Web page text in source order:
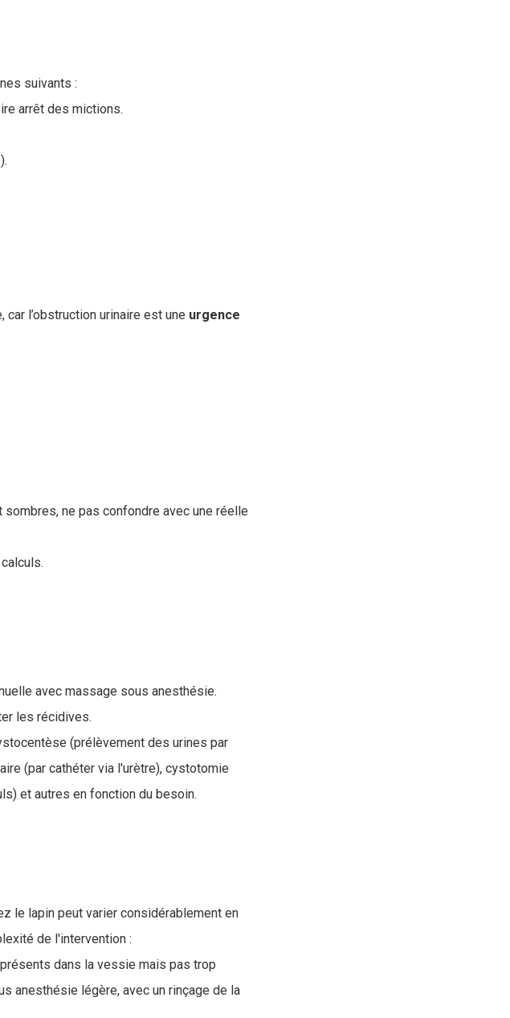
suivants :
arrêt des mictions.
l’obstruction urinaire est une urgence
ne pas confondre avec une réelle
avec massage sous anesthésie.
les récidives.
(prélèvement des urines par
(par cathéter via l'urètre), cystotomie
et autres en fonction du besoin.
le lapin peut varier considérablement en
de l'intervention :
dans la vessie mais pas trop
anesthésie légère, avec un rinçage de la